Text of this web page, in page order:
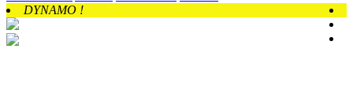
DYNAMO !